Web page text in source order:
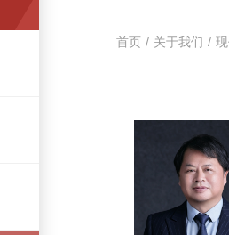
首页 / 关于我们 /